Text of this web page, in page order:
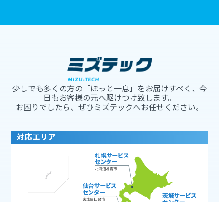
少しでも多くの方の「ほっと一息」をお届けすべく、今
日もお客様の元へ駆けつけ致します。
お困りでしたら、ぜひミズテックへお任せください。
対応エリア